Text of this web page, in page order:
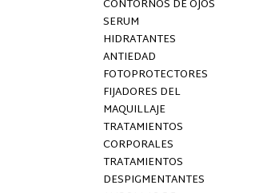
CONTORNOS DE OJOS
SERUM
HIDRATANTES
ANTIEDAD
FOTOPROTECTORES
FIJADORES DEL
MAQUILLAJE
TRATAMIENTOS
CORPORALES
TRATAMIENTOS
DESPIGMENTANTES